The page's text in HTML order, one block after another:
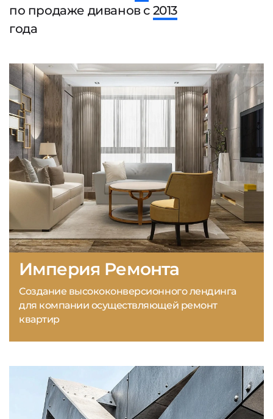
по продаже диванов с 2013
года
Империя Ремонта
Создание высококонверсионного лендинга
для компании осуществляющей ремонт
квартир